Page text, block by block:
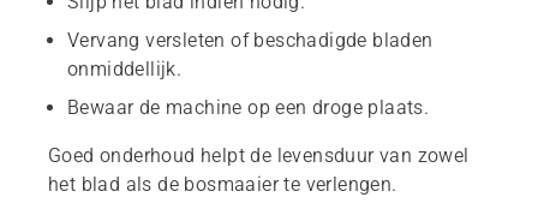
Vervang versleten of beschadigde bladen
onmiddellijk.
Bewaar de machine op een droge plaats.
Goed onderhoud helpt de levensduur van zowel
het blad als de bosmaaier te verlengen.